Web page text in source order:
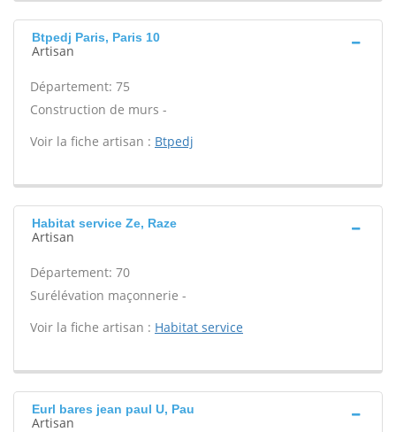
Btpedj Paris, Paris 10
Artisan
Département: 75
Construction de murs -
Voir la fiche artisan : Btpedj
Habitat service Ze, Raze
Artisan
Département: 70
Surélévation maçonnerie -
Voir la fiche artisan : Habitat service
Eurl bares jean paul U, Pau
Artisan